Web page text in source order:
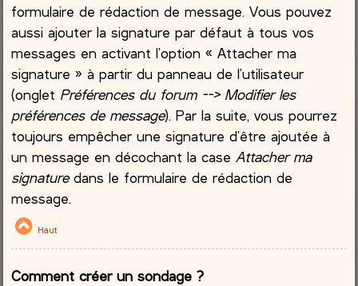
formulaire de rédaction de message. Vous pouvez
aussi ajouter la signature par défaut à tous vos
messages en activant l’option « Attacher ma
signature » à partir du panneau de l’utilisateur
(onglet Préférences du forum --> Modifier les
préférences de message). Par la suite, vous pourrez
toujours empêcher une signature d’être ajoutée à
un message en décochant la caseAttacher ma
signaturedans le formulaire de rédaction de
message.
Haut
Comment créer un sondage ?